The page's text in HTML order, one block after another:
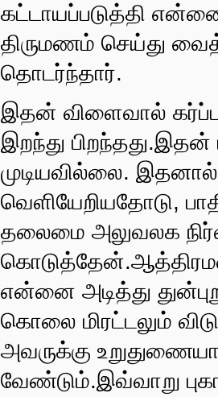
கட்டாயப்படுத்தி
திருமணம் செய்து
தொடர்ந்தார்.
இதன் விளைவால்
இறந்து பிறந்தது.இதன்
முடியவில்லை.
வெளியேறியதோடு,
தலைமை அலுவலக
என்னை அடித்து
கொலை மிரட்டலும்
அவருக்கு
வேண்டும்.இவ்வாறு